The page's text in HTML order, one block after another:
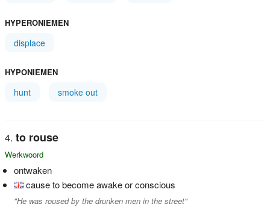
HYPERONIEMEN
displace
HYPONIEMEN
hunt smoke out
to rouse
Werkwoord
ontwaken
cause to become awake or conscious
"He was roused by the drunken men in the street"